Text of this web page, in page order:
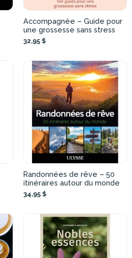
Accompagnée – Guide pour
une grossesse sans stress
32,95 $
Randonnées de rêve – 50
itinéraires autour du monde
34,95 $